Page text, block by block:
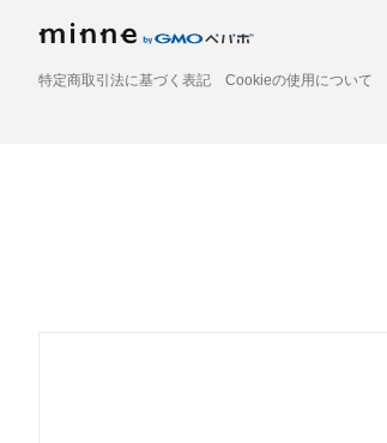
特定商取引法に基づく表記 Cookieの使用について